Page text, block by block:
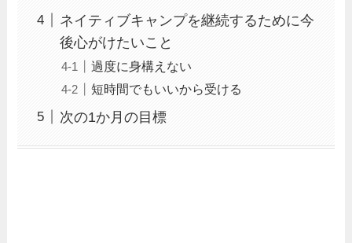
ネイティブキャンプを継続するために今
後心がけたいこと
過度に身構えない
短時間でもいいから受ける
次の1か月の目標